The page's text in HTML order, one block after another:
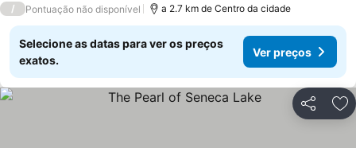
/ Pontuação não disponível a 2.7 km de Centro da cidade
Selecione as datas para ver os preços
exatos.
Ver preços
Partilhar